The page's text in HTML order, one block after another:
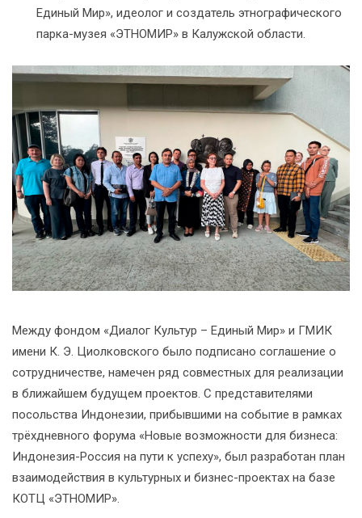
Единый Мир», идеолог и создатель этнографического
парка-музея «ЭТНОМИР» в Калужской области.
Между фондом «Диалог Культур – Единый Мир» и ГМИК
имени К. Э. Циолковского было подписано соглашение о
сотрудничестве, намечен ряд совместных для реализации
в ближайшем будущем проектов. С представителями
посольства Индонезии, прибывшими на событие в рамках
трёхдневного форума «Новые возможности для бизнеса:
Индонезия-Россия на пути к успеху», был разработан план
взаимодействия в культурных и бизнес-проектах на базе
КОТЦ «ЭТНОМИР».